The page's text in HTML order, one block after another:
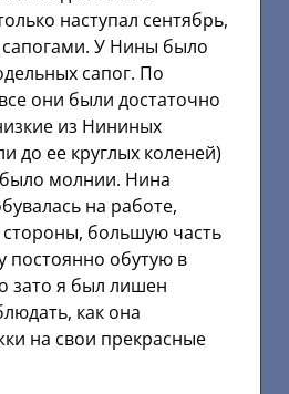
наступал сентябрь,
У Нины было
сапог. По
они были достаточно
из Нининых
до ее круглых коленей)
молнии. Нина
на работе,
большую часть
постоянно обутую в
зато я был лишен
как она
на свои прекрасные